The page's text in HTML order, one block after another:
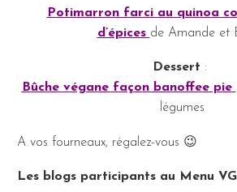
Potimarron farci au quinoa
d’épices de Amande et
Dessert :
Bûche végane façon banoffee pie
légumes
A vos fourneaux, régalez-vous 😉
Les blogs participants au Menu